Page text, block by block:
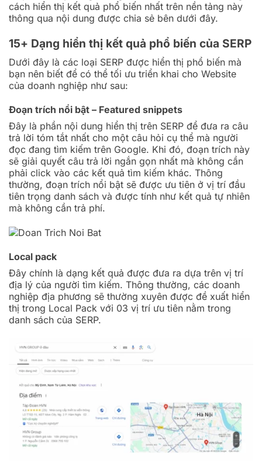
cách hiển thị kết quả phổ biến nhất trên nền tảng này
thông qua nội dung được chia sẻ bên dưới đây.
15+ Dạng hiển thị kết quả phổ biến của SERP
Dưới đây là các loại SERP được hiển thị phổ biến mà
bạn nên biết để có thể tối ưu triển khai cho Website
của doanh nghiệp như sau:
Đoạn trích nổi bật – Featured snippets
Đây là phần nội dung hiển thị trên SERP để đưa ra câu
trả lời tóm tắt nhất cho một câu hỏi cụ thể mà người
đọc đang tìm kiếm trên Google. Khi đó, đoạn trích này
sẽ giải quyết câu trả lời ngắn gọn nhất mà không cần
phải click vào các kết quả tìm kiếm khác. Thông
thường, đoạn trích nổi bật sẽ được ưu tiên ở vị trí đầu
tiên trọng danh sách và được tính như kết quả tự nhiên
mà không cần trả phí.
Local pack
Đây chính là dạng kết quả được đưa ra dựa trên vị trí
địa lý của người tìm kiếm. Thông thường, các doanh
nghiệp địa phương sẽ thường xuyên được đề xuất hiển
thị trong Local Pack với 03 vị trí ưu tiên nằm trong
danh sách của SERP.